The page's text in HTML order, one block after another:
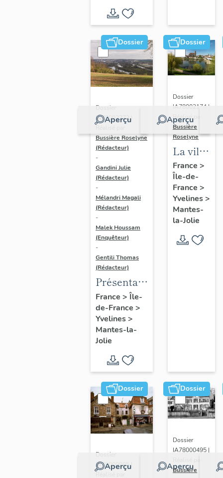
Dossier
Aperçu
Dossier
IA78002272 |
Bussière Roselyne
(Rédacteur)
-
Gandini Julie
(Rédacteur)
-
Mélandri Magali
(Rédacteur)
-
Malek Houssam
(Enquêteur)
-
Gentili Thomas
(Rédacteur)
Présentation
de l'étude
France > Île-
de-France >
Yvelines>
Mantes-la-
Jolie
Dossier
Aperçu
Dossier
IA78002174 |
Réalisé par
Bussière
Roselyne
La ville
de
Mantes-
la-Jolie
France >
Île-de-
France >
Yvelines>
Mantes-
la-Jolie
Dossier
Aperçu
Dossier
IA78000985 |
Dossier
Aperçu
Dossier
IA78000495 |
Bussière